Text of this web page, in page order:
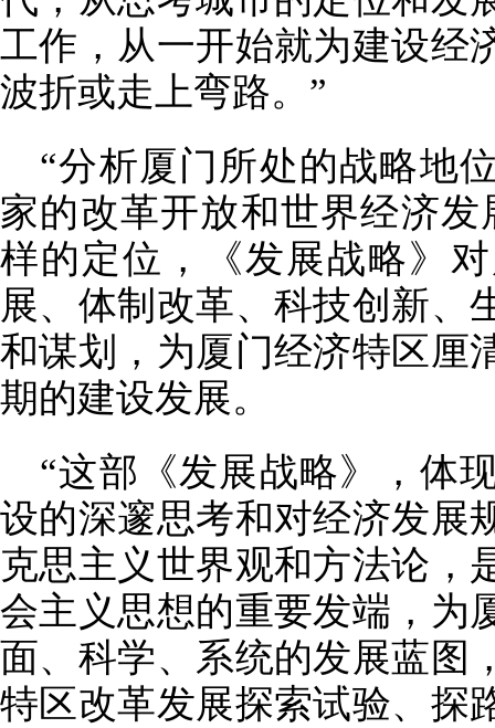
工作，从一开始就为建设经
波折或走上弯路。”
“分析厦门所处的战略地
家的改革开放和世界经济
样的定位，《发展战略》
展、体制改革、科技创新、
和谋划，为厦门经济特区厘
期的建设发展。
“这部《发展战略》，体
设的深邃思考和对经济发展
克思主义世界观和方法论，
会主义思想的重要发端，为
面、科学、系统的发展蓝图
特区改革发展探索试验、探